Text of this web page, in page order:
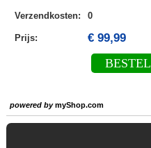
Verzendkosten: 0
Prijs: € 99,99
BESTEL
powered bymyShop.com